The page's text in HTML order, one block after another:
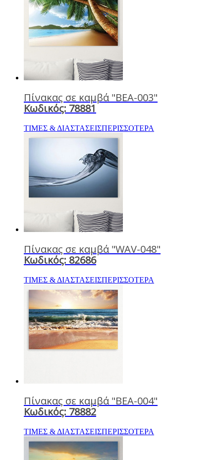
Πίνακας σε καμβά "BEA-003"
Κωδικός: 78881
ΤΙΜΕΣ & ΔΙΑΣΤΑΣΕΙΣΠΕΡΙΣΣΟΤΕΡΑ
Πίνακας σε καμβά "WAV-048"
Κωδικός: 82686
ΤΙΜΕΣ & ΔΙΑΣΤΑΣΕΙΣΠΕΡΙΣΣΟΤΕΡΑ
Πίνακας σε καμβά "BEA-004"
Κωδικός: 78882
ΤΙΜΕΣ & ΔΙΑΣΤΑΣΕΙΣΠΕΡΙΣΣΟΤΕΡΑ